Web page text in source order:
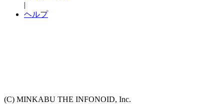
|
ヘルプ
(C) MINKABU THE INFONOID, Inc.